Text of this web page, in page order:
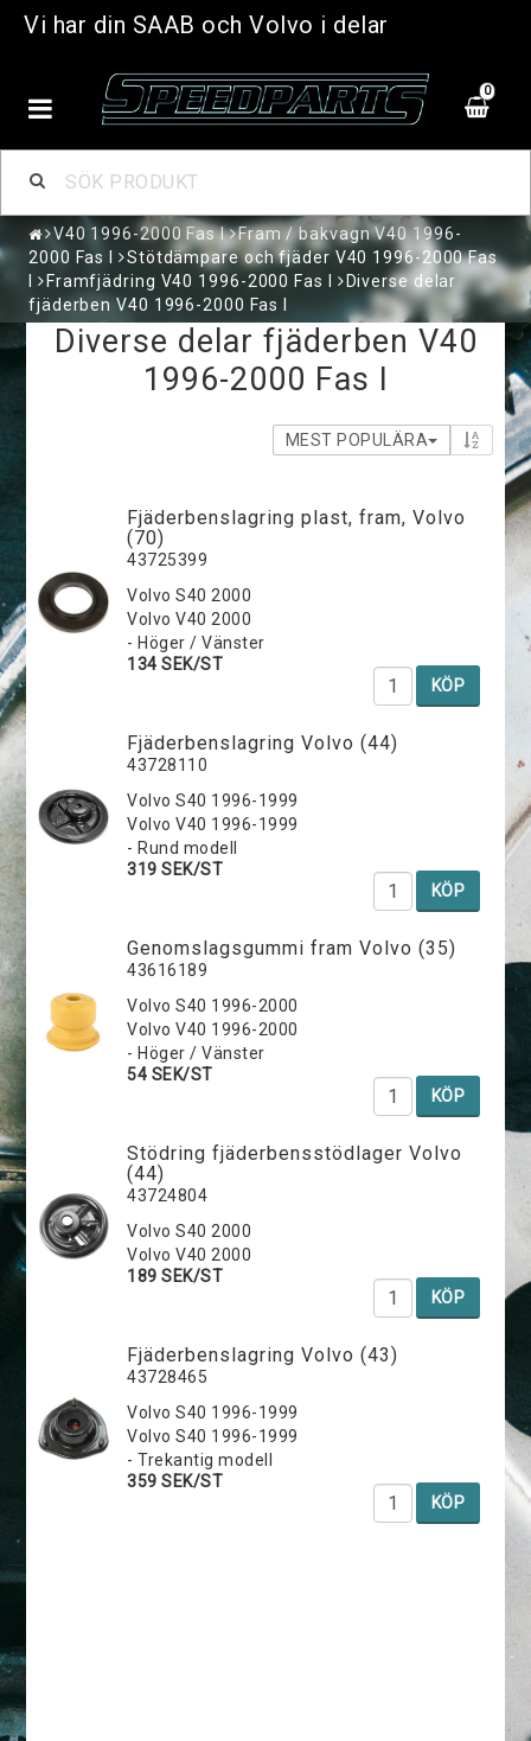
Vi har din SAAB och Volvo i delar
0
V40 1996-2000 Fas I
Fram / bakvagn V40 1996-
2000 Fas I
Stötdämpare och fjäder V40 1996-2000 Fas
Framfjädring V40 1996-2000 Fas I
Diverse delar
fjäderben V40 1996-2000 Fas I
Diverse delar fjäderben V40
1996-2000 Fas I
MEST POPULÄRA
Fjäderbenslagring plast, fram, Volvo
(70)
43725399
Volvo S40 2000
Volvo V40 2000
- Höger / Vänster
134 SEK/ST
KÖP
Fjäderbenslagring Volvo (44)
43728110
Volvo S40 1996-1999
Volvo V40 1996-1999
- Rund modell
319 SEK/ST
KÖP
Genomslagsgummi fram Volvo (35)
43616189
Volvo S40 1996-2000
Volvo V40 1996-2000
- Höger / Vänster
54 SEK/ST
KÖP
Stödring fjäderbensstödlager Volvo
(44)
43724804
Volvo S40 2000
Volvo V40 2000
189 SEK/ST
KÖP
Fjäderbenslagring Volvo (43)
43728465
Volvo S40 1996-1999
Volvo S40 1996-1999
- Trekantig modell
359 SEK/ST
KÖP